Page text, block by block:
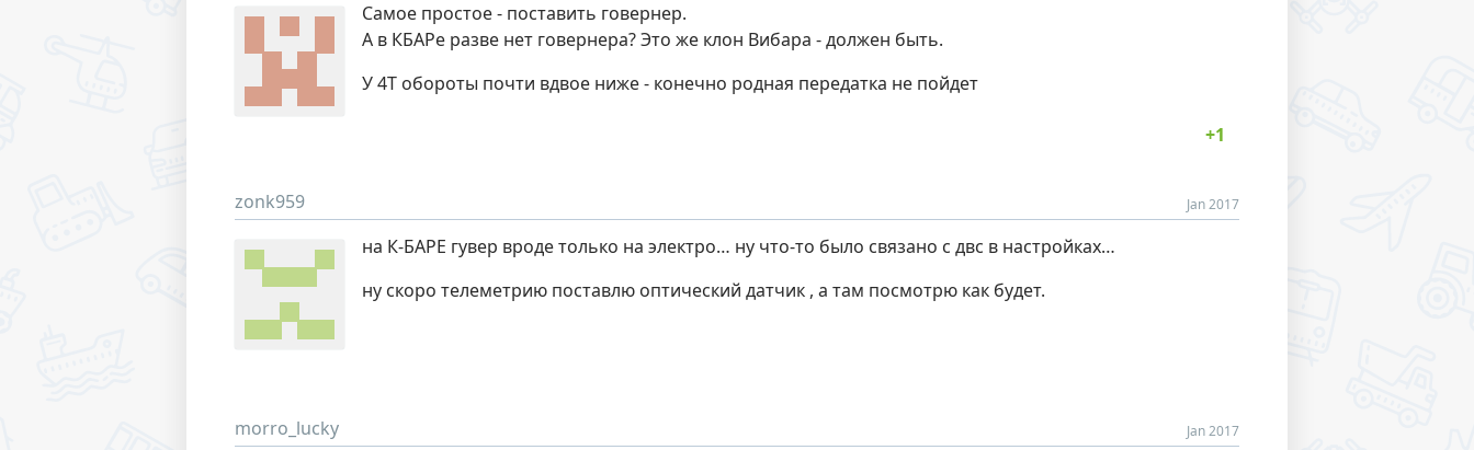
Самое простое - поставить говернер.
А в КБАРе разве нет говернера? Это же клон Вибара - должен быть.
У 4Т обороты почти вдвое ниже - конечно родная передатка не пойдет
zonk959 Jan 2017
на К-БАРЕ гувер вроде только на электро… ну что-то было связано с двс в настройках…
ну скоро телеметрию поставлю оптический датчик , а там посмотрю как будет.
morro_lucky Jan 2017